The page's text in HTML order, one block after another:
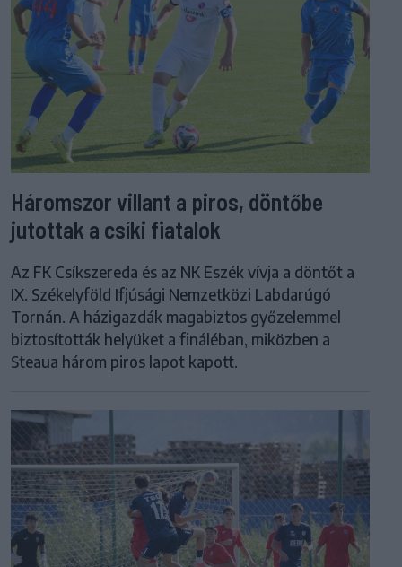
Háromszor villant a piros, döntőbe
jutottak a csíki fiatalok
Az FK Csíkszereda és az NK Eszék vívja a döntőt a
IX. Székelyföld Ifjúsági Nemzetközi Labdarúgó
Tornán. A házigazdák magabiztos győzelemmel
biztosították helyüket a fináléban, miközben a
Steaua három piros lapot kapott.